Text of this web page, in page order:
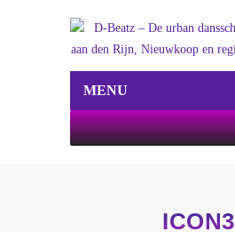
MENU
ICON3